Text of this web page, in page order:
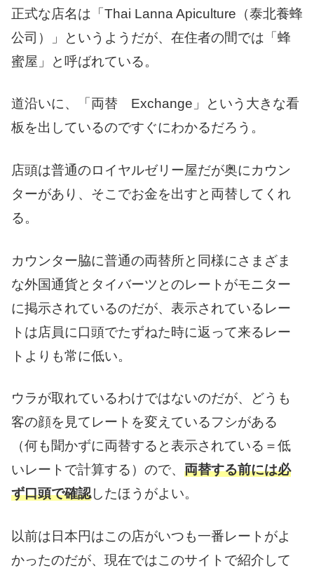
正式な店名は「Thai Lanna Apiculture（泰北養蜂
公司）」というようだが、在住者の間では「蜂
蜜屋」と呼ばれている。
道沿いに、「両替 Exchange」という大きな看
板を出しているのですぐにわかるだろう。
店頭は普通のロイヤルゼリー屋だが奥にカウン
ターがあり、そこでお金を出すと両替してくれ
る。
カウンター脇に普通の両替所と同様にさまざま
な外国通貨とタイバーツとのレートがモニター
に掲示されているのだが、表示されているレー
トは店員に口頭でたずねた時に返って来るレー
トよりも常に低い。
ウラが取れているわけではないのだが、どうも
客の顔を見てレートを変えているフシがある
（何も聞かずに両替すると表示されている＝低
いレートで計算する）ので、 両替する前には必
ず口頭で確認したほうがよい。
以前は日本円はこの店がいつも一番レートがよ
かったのだが、現在ではこのサイトで紹介して